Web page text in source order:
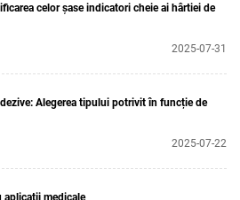
celor șase indicatori cheie ai hârtiei de
2025-07-31
Alegerea tipului potrivit în funcție de
2025-07-22
aplicații medicale